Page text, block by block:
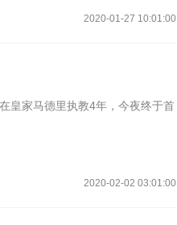
2020-01-27 10:01:00
2020-02-02 03:01:00